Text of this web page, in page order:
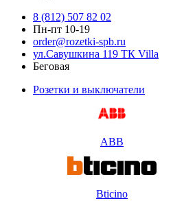
8 (812) 507 82 02
Пн-пт 10-19
order@rozetki-spb.ru
ул.Савушкина 119 ТК Villa
Беговая
Розетки и выключатели
ABB
Bticino